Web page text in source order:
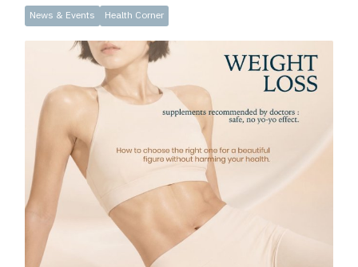
News & Events Health Corner